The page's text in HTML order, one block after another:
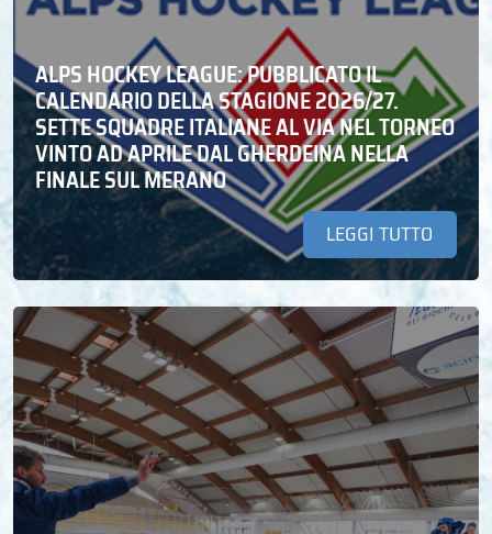
ALPS HOCKEY LEAGUE: PUBBLICATO IL
CALENDARIO DELLA STAGIONE 2026/27.
SETTE SQUADRE ITALIANE AL VIA NEL TORNEO
VINTO AD APRILE DAL GHERDEINA NELLA
FINALE SUL MERANO
LEGGI TUTTO